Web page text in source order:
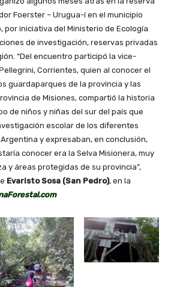
Foerster – Urugua-í en el municipio
por iniciativa del Ministerio de Ecología
de investigación, reservas privadas
“Del encuentro participó la vice-
Corrientes, quien al conocer el
guardaparques de la provincia y las
de Misiones, compartió la historia
de niños y niñas del sur del país que
escolar de los diferentes
y expresaban, en conclusión,
conocer era la Selva Misionera, muy
y áreas protegidas de su provincia”,
Evaristo Sosa (San Pedro), en la